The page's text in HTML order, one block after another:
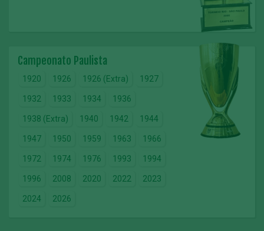
Campeonato Paulista
1920 1926 1926 (Extra) 1927
1932 1933 1934 1936
1938 (Extra) 1940 1942 1944
1947 1950 1959 1963 1966
1972 1974 1976 1993 1994
1996 2008 2020 2022 2023
2024 2026